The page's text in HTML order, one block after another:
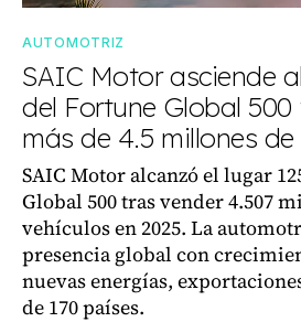
AUTOMOTRIZ
SAIC Motor asciende
del Fortune Global 500
más de 4.5 millones de
SAIC Motor alcanzó el lugar
Global 500 tras vender 4.507
vehículos en 2025. La
presencia global con
nuevas energías,
de 170 países.